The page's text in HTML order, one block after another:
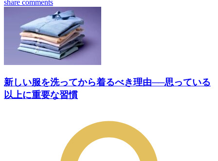
share comments
新しい服を洗ってから着るべき理由──思っている
以上に重要な習慣